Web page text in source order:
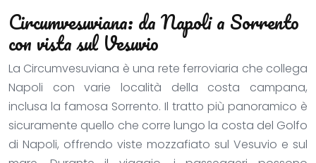
Circumvesuviana: da Napoli a Sorrento
con vista sul Vesuvio
La Circumvesuviana è una rete ferroviaria che collega
Napoli con varie località della costa campana,
inclusa la famosa Sorrento. Il tratto più panoramico è
sicuramente quello che corre lungo la costa del Golfo
di Napoli, offrendo viste mozzafiato sul Vesuvio e sul